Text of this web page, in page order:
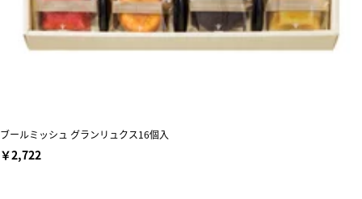
ブールミッシュ グランリュクス16個入
￥2,722